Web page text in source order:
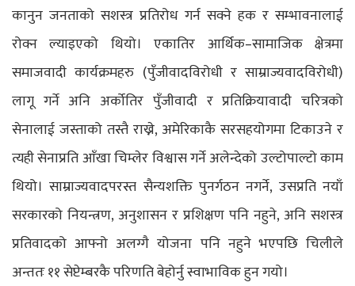
कानुन जनताको सशस्त्र प्रतिरोध गर्न सक्ने हक र सम्भावनालाई
रोक्न ल्याइएको थियो। एकातिर आर्थिक–सामाजिक क्षेत्रमा
समाजवादी कार्यक्रमहरु (पुँजीवादविरोधी र साम्राज्यवादविरोधी)
लागू गर्ने अनि अर्कोतिर पुँजीवादी र प्रतिक्रियावादी चरित्रको
सेनालाई जस्ताको तस्तै राख्ने, अमेरिकाकै सरसहयोगमा टिकाउने र
त्यही सेनाप्रति आँखा चिम्लेर विश्वास गर्ने अलेन्देको उल्टोपाल्टो काम
थियो। साम्राज्यवादपरस्त सैन्यशक्ति पुनर्गठन नगर्ने, उसप्रति नयाँ
सरकारको नियन्त्रण, अनुशासन र प्रशिक्षण पनि नहुने, अनि सशस्त्र
प्रतिवादको आफ्नो अलग्गै योजना पनि नहुने भएपछि चिलीले
अन्ततः ११ सेप्टेम्बरकै परिणति बेहोर्नु स्वाभाविक हुन गयो।